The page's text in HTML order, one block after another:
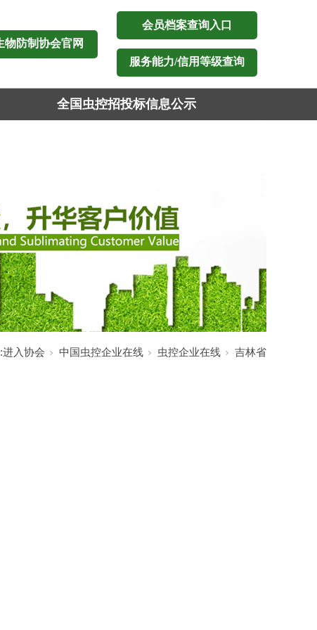
物防制协会官网
服务能力/信用等级查询
会员档案查询入口
全国虫控招投标信息公示
进入协会 中国虫控企业在线 虫控企业在线 吉林省